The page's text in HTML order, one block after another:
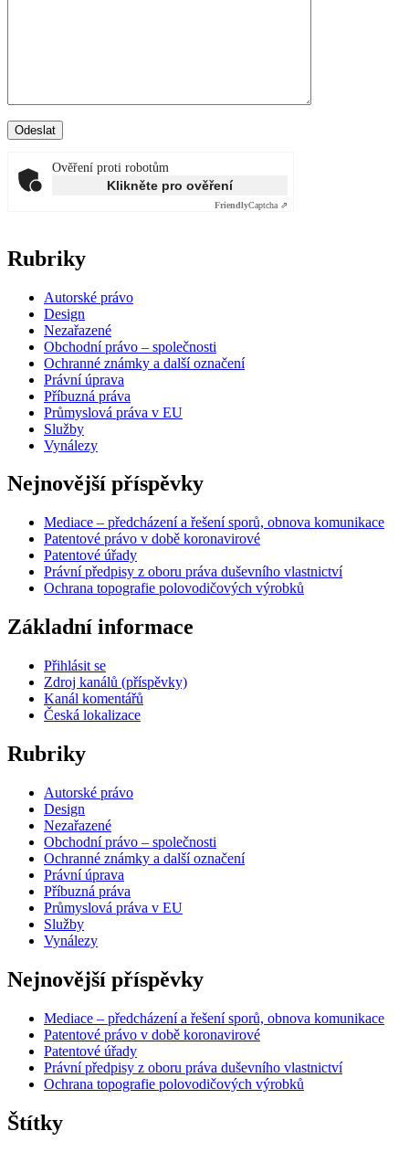
Ověření proti robotům
Klikněte pro ověření
FriendlyCaptcha ⇗
Rubriky
Autorské právo
Design
Nezařazené
Obchodní právo – společnosti
Ochranné známky a další označení
Právní úprava
Příbuzná práva
Průmyslová práva v EU
Služby
Vynálezy
Nejnovější příspěvky
Mediace – předcházení a řešení sporů, obnova komunikace
Patentové právo v době koronavirové
Patentové úřady
Právní předpisy z oboru práva duševního vlastnictví
Ochrana topografie polovodičových výrobků
Základní informace
Přihlásit se
Zdroj kanálů (příspěvky)
Kanál komentářů
Česká lokalizace
Rubriky
Autorské právo
Design
Nezařazené
Obchodní právo – společnosti
Ochranné známky a další označení
Právní úprava
Příbuzná práva
Průmyslová práva v EU
Služby
Vynálezy
Nejnovější příspěvky
Mediace – předcházení a řešení sporů, obnova komunikace
Patentové právo v době koronavirové
Patentové úřady
Právní předpisy z oboru práva duševního vlastnictví
Ochrana topografie polovodičových výrobků
Štítky